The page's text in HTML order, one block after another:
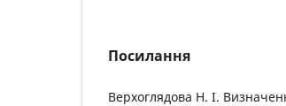
Посилання
Верхоглядова Н. І.